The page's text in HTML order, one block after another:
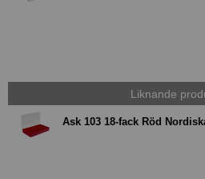
Liknande
Ask 103 18-fack Röd